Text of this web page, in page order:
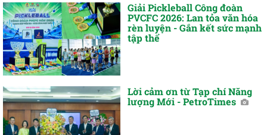
Giải Pickleball Công đoàn
PVCFC 2026: Lan tỏa văn hóa
rèn luyện - Gắn kết sức mạnh
tập thể
Lời cảm ơn từ Tạp chí Năng
lượng Mới - PetroTimes